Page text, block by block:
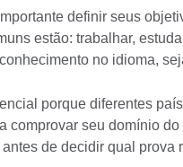
definir seus
estão: trabalhar,
no idioma,
porque diferentes
comprovar seu domínio
de decidir qual prova